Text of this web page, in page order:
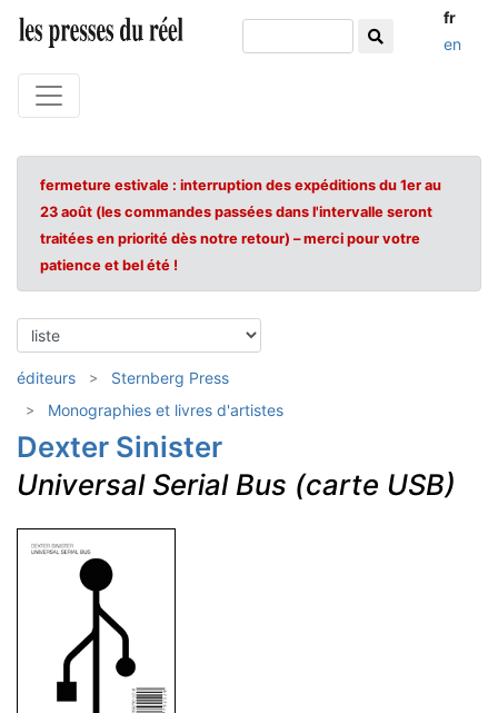
fr
en
fermeture estivale : interruption des expéditions du 1er au
23 août (les commandes passées dans l'intervalle seront
traitées en priorité dès notre retour) – merci pour votre
patience et bel été !
éditeurs
Sternberg Press
Monographies et livres d'artistes
Dexter Sinister
Universal Serial Bus (carte USB)